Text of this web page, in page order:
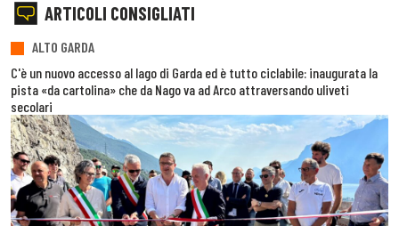
ARTICOLI CONSIGLIATI
ALTO GARDA
C'è un nuovo accesso al lago di Garda ed è tutto ciclabile: inaugurata la
pista «da cartolina» che da Nago va ad Arco attraversando uliveti
secolari